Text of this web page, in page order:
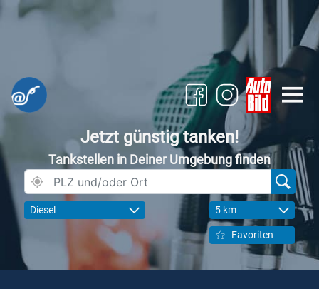
Jetzt günstig tanken!
Tankstellen in Deiner Umgebung finden
Diesel 5 km
Favoriten